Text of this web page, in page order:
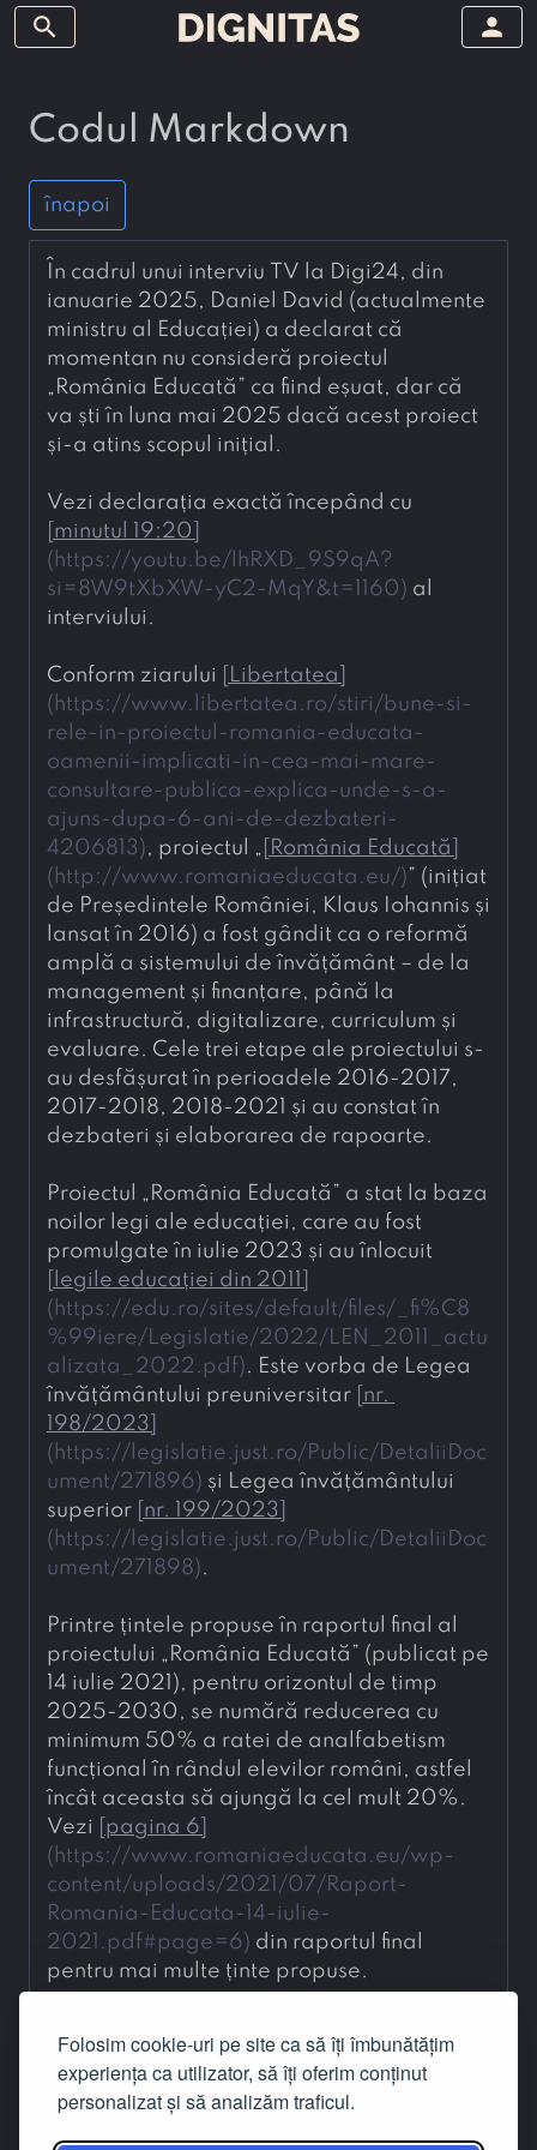
Folosim cookie-uri pe site ca să îți îmbunătățim
experiența ca utilizator, să îți oferim conținut
personalizat și să analizăm traficul.
search person
Codul Markdown
înapoi
În cadrul unui interviu TV la Digi24, din
ianuarie 2025, Daniel David (actualmente
ministru al Educației) a declarat că
momentan nu consideră proiectul
„România Educată” ca fiind eșuat, dar că
va ști în luna mai 2025 dacă acest proiect
și-a atins scopul inițial.
minutul 19:20
( https://youtu.be/lhRXD_9S9qA?
si=8W9tXbXW-yC2-MqY&t=1160 ) al
interviului.
Conform ziarului Libertatea
( https://www.libertatea.ro/stiri/bune-si-
rele-in-proiectul-romania-educata-
oamenii-implicati-in-cea-mai-mare-
consultare-publica-explica-unde-s-a-
ajuns-dupa-6-ani-de-dezbateri-
4206813 ), proiectul „ România Educată
( http://www.romaniaeducata.eu/)” (inițiat
de Președintele României, Klaus Iohannis și
lansat în 2016) a fost gândit ca o reformă
amplă a sistemului de învățământ – de la
management și finanțare, până la
infrastructură, digitalizare, curriculum și
evaluare. Cele trei etape ale proiectului s-
au desfășurat în perioadele 2016-2017,
2017-2018, 2018-2021 și au constat în
dezbateri și elaborarea de rapoarte.
Proiectul „România Educată” a stat la baza
noilor legi ale educației, care au fost
legile educației din 2011
( https://edu.ro/sites/default/files/_fi%C8
%99iere/Legislatie/2022/LEN_2011_actu
alizata_2022.pdf). Este vorba de Legea
învățământului preuniversitar
nr.
198/2023
( https://legislatie.just.ro/Public/DetaliiDoc
ument/271896) și Legea învățământului
superior
nr. 199/2023
( https://legislatie.just.ro/Public/DetaliiDoc
ument/271898).
Printre țintele propuse în raportul final al
proiectului „România Educată” (publicat pe
14 iulie 2021), pentru orizontul de timp
2025-2030, se numără reducerea cu
minimum 50% a ratei de analfabetism
funcțional în rândul elevilor români, astfel
încât aceasta să ajungă la cel mult 20%.
Vezi
pagina 6
( https://www.romaniaeducata.eu/wp-
content/uploads/2021/07/Raport-
Romania-Educata-14-iulie-
2021.pdf#page=6) din raportul final
pentru mai multe ținte propuse.
Codul Markdown este notația care produce
textul formatat al articolului. Este afișat doar
conținutul cîmpurilor care admit notația